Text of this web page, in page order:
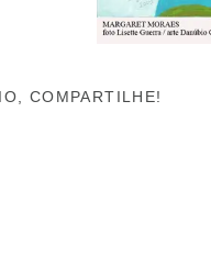
COMPARTILHE!